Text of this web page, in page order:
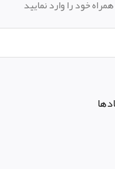
خود را وارد نمایید